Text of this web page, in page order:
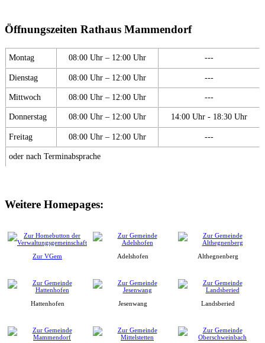
Öffnungszeiten Rathaus Mammendorf
Montag 08:00 Uhr – 12:00 Uhr ---
Dienstag 08:00 Uhr – 12:00 Uhr ---
Mittwoch 08:00 Uhr – 12:00 Uhr ---
Donnerstag 08:00 Uhr – 12:00 Uhr 14:00 Uhr - 18:30 Uhr
Freitag 08:00 Uhr – 12:00 Uhr ---
oder nach Terminabsprache
Weitere Homepages:
Zur VGem Adelshofen Althegnenberg
Hattenhofen Jesenwang Landsberied